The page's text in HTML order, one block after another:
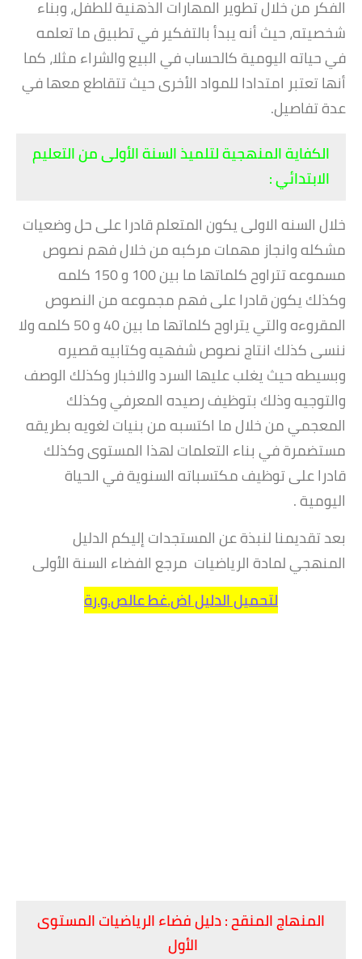
الفكر من خلال تطوير المهارات الذهنية للطفل، وبناء
شخصيته، حيث أنه يبدأ بالتفكير في تطبيق ما تعلمه
في حياته اليومية كالحساب في البيع والشراء مثلا، كما
أنها تعتبر امتدادا للمواد الأخرى حيث تتقاطع معها في
عدة تفاصيل.
الكفاية المنهجية لتلميذ السنة الأولى من التعليم
الابتدائي :
خلال السنه الاولى يكون المتعلم قادرا على حل وضعيات
مشكله وانجاز مهمات مركبه من خلال فهم نصوص
مسموعه تتراوح كلماتها ما بين 100 و 150 كلمه
وكذلك يكون قادرا على فهم مجموعه من النصوص
المقروءه والتي يتراوح كلماتها ما بين 40 و 50 كلمه ولا
ننسى كذلك انتاج نصوص شفهيه وكتابيه قصيره
وبسيطه حيث يغلب عليها السرد والاخبار وكذلك الوصف
والتوجيه وذلك بتوظيف رصيده المعرفي وكذلك
المعجمي من خلال ما اكتسبه من بنيات لغويه بطريقه
مستضمرة في بناء التعلمات لهذا المستوىوكذلك
قادرا على توظيف مكتسباته السنوية في الحياة
اليومية .
بعد تقديمنا لنبذة عن المستجدات إليكم الدليل
المنهجي لمادة الرياضيات مرجع الفضاء السنة الأولى
لتحميل الدليل اض.غط عالص.و.رة
​المنهاج المنقح : ​دليل فضاء الرياضيات المستوى
الأول